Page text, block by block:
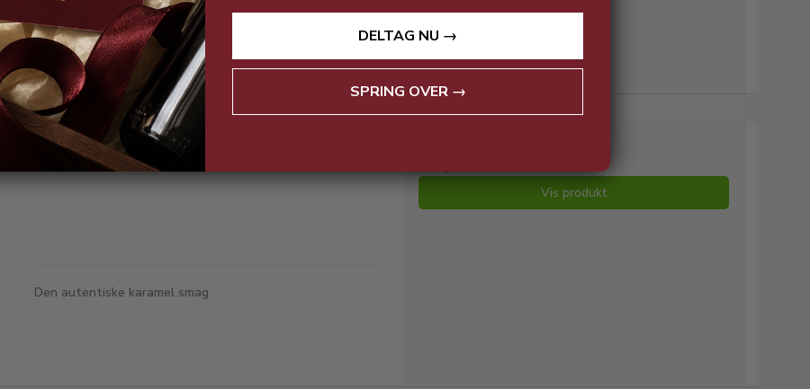
Teisseire Karamel Sirup 70 cl.
Den autentiske karamel smag
Vis produkt
DELTAG NU →
SPRING OVER →